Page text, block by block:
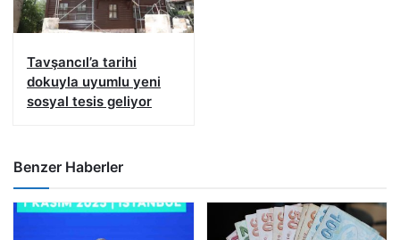
Tavşancıl’a tarihi
dokuyla uyumlu yeni
sosyal tesis geliyor
Benzer Haberler